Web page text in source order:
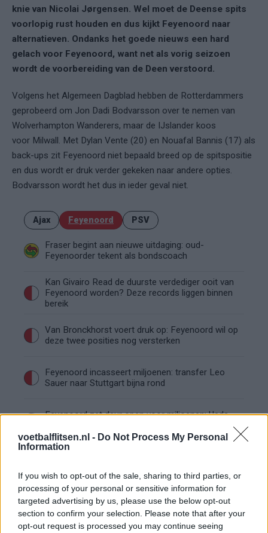
voetbalflitsen.nl - Do Not Process My Personal
Information
If you wish to opt-out of the sale, sharing to third parties, or
processing of your personal or sensitive information for
targeted advertising by us, please use the below opt-out
section to confirm your selection. Please note that after your
opt-out request is processed you may continue seeing
knie van Nicolai Jørgensen. Wel moet de Deense spits
voorlopig rust houden en dus kijkt Feyenoord naar
alternatieven. Ondanks het goede nieuws een hard
gelach voor Feyenoord, want net als vorig seizoen
wordt de voorbereiding van de Deen verstoord.
Volgens het Algemeen Dagblad hebben de Rotterdammers
geprobeerd om Jon Dadi Bodvarsson over te nemen van
Wolverhampton Wanderers, maar de IJslander koos
voor Milwall. Met Dylan Vente (20) en Nouafal Bannis (17) als
back-ups zit Feyenoord niet bepaald breed op de spitspositie
en dus wordt er druk verder gekeken naar andere opties.
Bodvarsson wordt het dus in ieder geval niet.
Ajax Feyenoord PSV
Fraser begint aan nieuwe uitdaging: oud-
Feyenoorder tekent als bondscoach
Kan Givairo Read de duurste verdediger ooit van
Feyenoord worden? Deze records liggen binnen
bereik
Van Bronckhorst voert druk op: Feyenoord wil op
deze twee posities nog versterken
Feyenoord incasseert miljoenen: transfer Leo
Sauer naar Stuttgart bijna rond
Feyenoord zet deur open voor miljoenen: Ueda
Shaqueel van Persie ontkracht geruchten over
keuze voor Marokko